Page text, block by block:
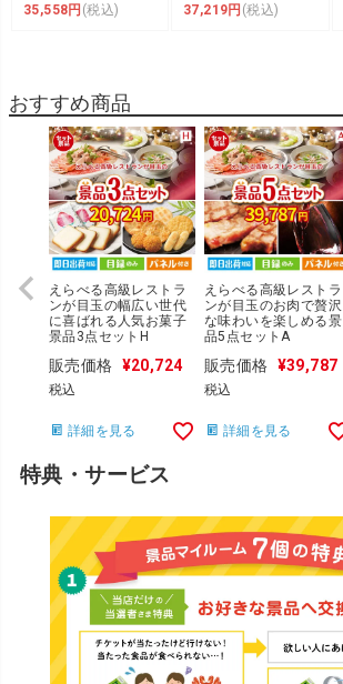
35,558円 (税込)
37,219円 (税込)
おすすめ商品
えらべる高級レストラ
ンが目玉の幅広い世代
に喜ばれる人気お菓子
景品3点セットH
販売価格 ¥20,724
税込
詳細を見る
えらべる高級レストラ
ンが目玉のお肉で贅沢
な味わいを楽しめる景
品5点セットA
販売価格 ¥39,787
税込
詳細を見る
特典・サービス